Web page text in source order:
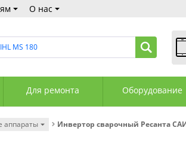
О нас
MS 180
Для ремонта Оборудование
аппараты Инвертор сварочный Ресанта